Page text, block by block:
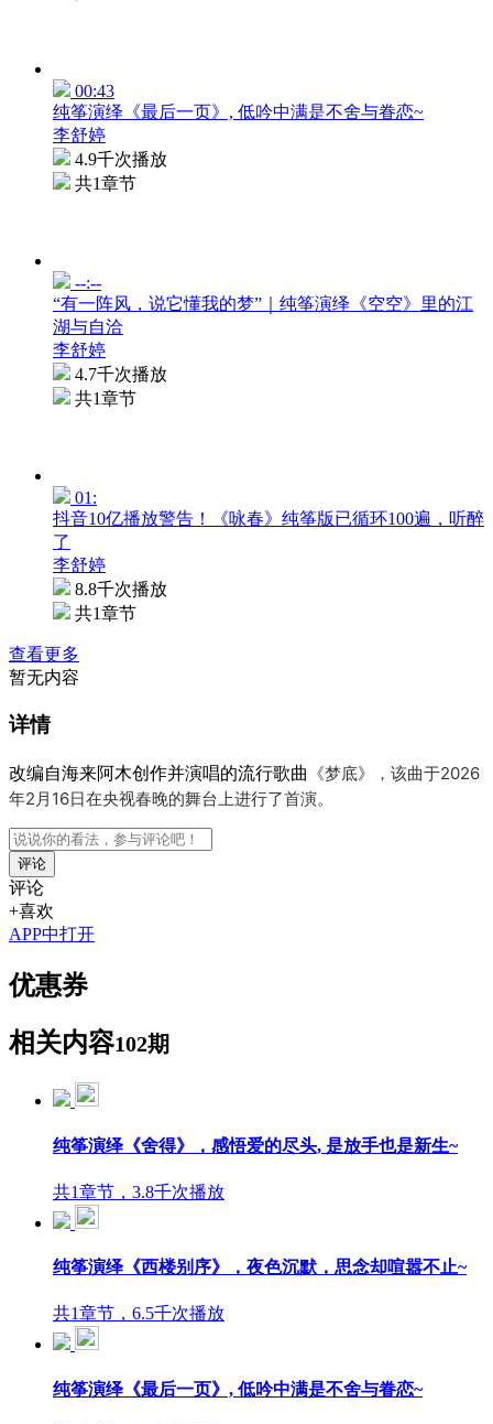
00:43
纯筝演绎《最后一页》, 低吟中满是不舍与眷恋~
李舒婷
4.9千次播放
共1章节
--:--
“有一阵风，说它懂我的梦”｜纯筝演绎《空空》里的江
湖与自洽
李舒婷
4.7千次播放
共1章节
01:
抖音10亿播放警告！《咏春》纯筝版已循环100遍，听醉
了
李舒婷
8.8千次播放
共1章节
查看更多
暂无内容
详情
改编自海来阿木创作并演唱的流行歌曲 《梦底》，该曲于2026
年2月16日在央视春晚的舞台上进行了首演。
评论
评论
+喜欢
APP中打开
优惠券
相关内容102期
纯筝演绎《舍得》，感悟爱的尽头, 是放手也是新生~
共1章节，3.8千次播放
纯筝演绎《西楼别序》，夜色沉默，思念却喧嚣不止~
共1章节，6.5千次播放
纯筝演绎《最后一页》, 低吟中满是不舍与眷恋~